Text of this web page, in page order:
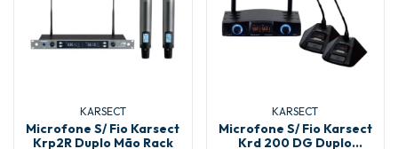
KARSECT
Microfone S/ Fio Karsect
Krp2R Duplo Mão Rack
KARSECT
Microfone S/ Fio Karsect
Krd 200 DG Duplo